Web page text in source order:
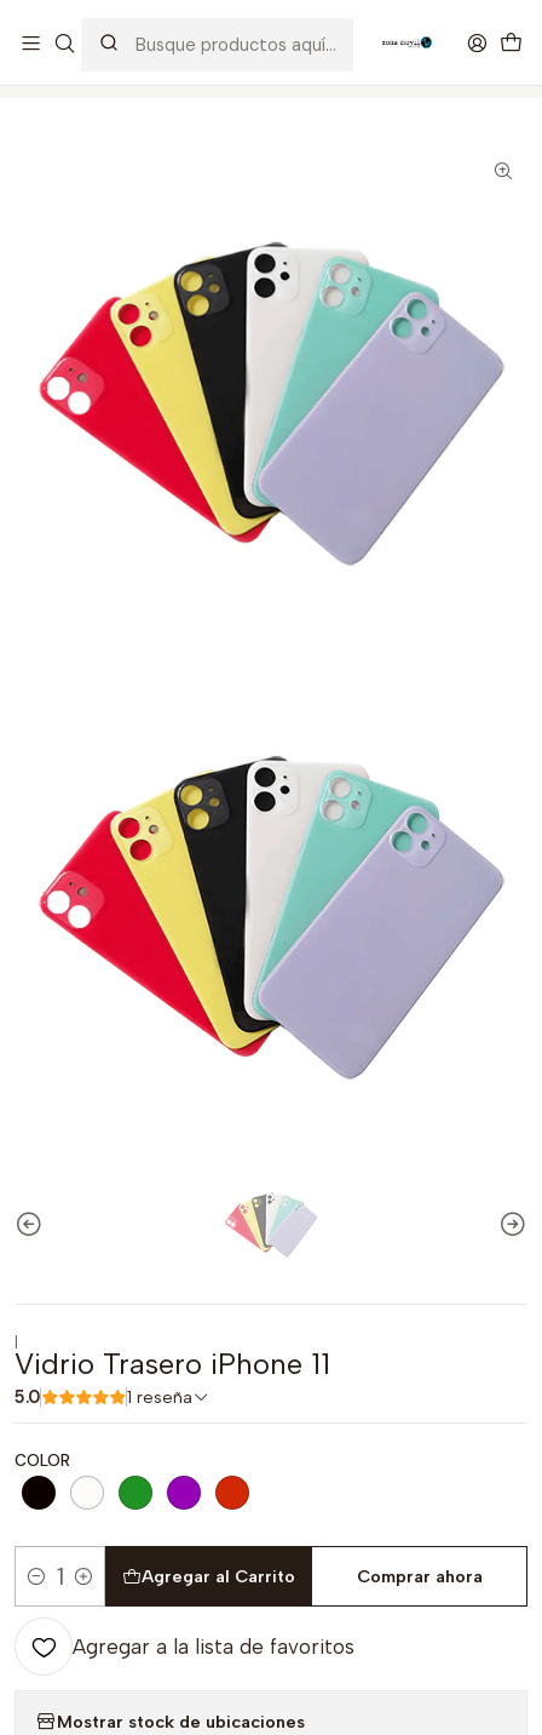
|
Vidrio Trasero iPhone 11
5.0 1 reseña
COLOR
Cantidad
Agregar al Carrito Comprar ahora
Agregar a la lista de favoritos
Mostrar stock de ubicaciones